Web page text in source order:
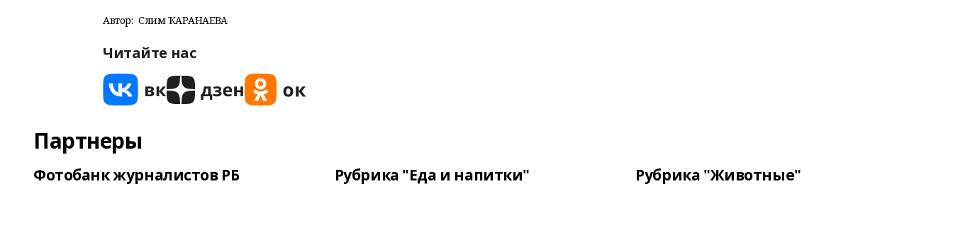
Автор: Сәлимә ҠАРАНАЕВА
Читайте нас
Партнеры
Фотобанк журналистов РБ Рубрика "Еда и напитки" Рубрика "Животные"